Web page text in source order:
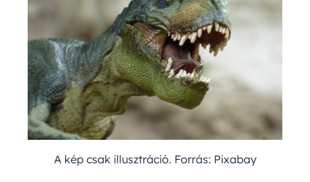
A kép csak illusztráció. Forrás: Pixabay